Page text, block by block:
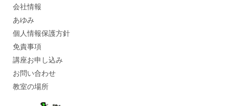
会社情報
あゆみ
個人情報保護方針
免責事項
講座お申し込み
お問い合わせ
教室の場所